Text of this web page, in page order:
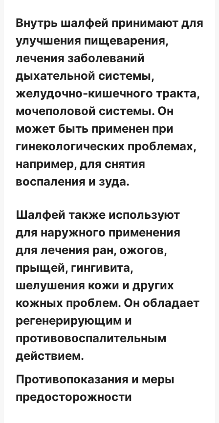
Внутрь шалфей принимают для
улучшения пищеварения,
лечения заболеваний
дыхательной системы,
желудочно-кишечного тракта,
мочеполовой системы. Он
может быть применен при
гинекологических проблемах,
например, для снятия
воспаления и зуда.
Шалфей также используют
для наружного применения
для лечения ран, ожогов,
прыщей, гингивита,
шелушения кожи и других
кожных проблем. Он обладает
регенерирующим и
противовоспалительным
действием.
Противопоказания и меры
предосторожности